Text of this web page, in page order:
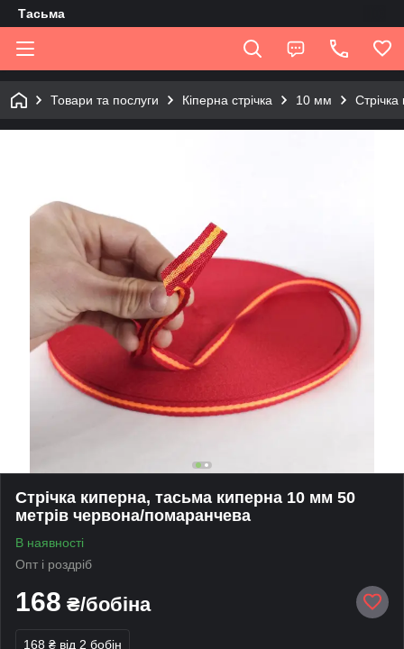
Tасьма
Товари та послуги Кіперна стрічка 10 мм
Стрічка киперна, тасьма киперна 10 мм 50
метрів червона/помаранчева
В наявності
Опт і роздріб
168 ₴/бобіна
168 ₴ від 2 бобін